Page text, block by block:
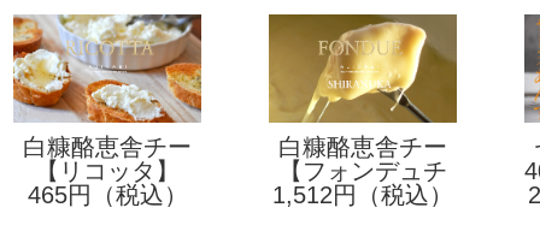
白糠酪恵舎チー
ズ
【リコッタ】
465円（税込）
白糠酪恵舎チー
ズ
【フォンデュチ
ーズ】
1,512円（税込）